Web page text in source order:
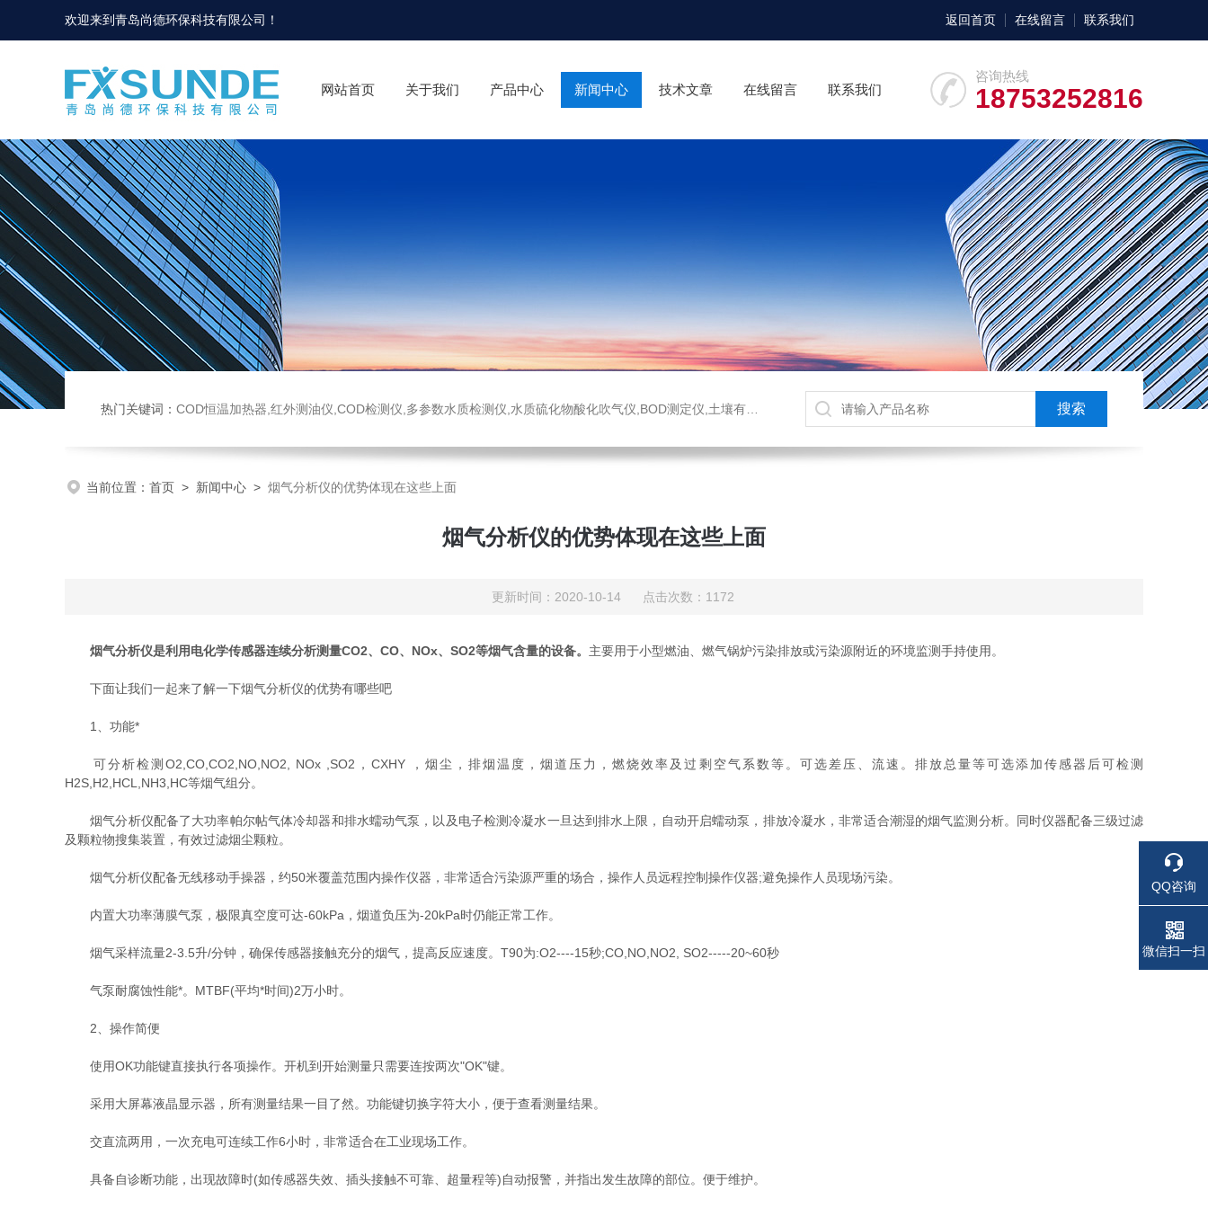
欢迎来到青岛尚德环保科技有限公司 ！ 返回首页 在线留言 联系我们
咨询热线
18753252816
网站首页 关于我们 产品中心 新闻中心 技术文章 在线留言 联系我们
热门关键词： COD恒温加热器,红外测油仪,COD检测仪,多参数水质检测仪,水质硫化物酸化吹气仪,BOD测定仪,土壤有机碳恒温加热器,液液萃取器,COD消解回流仪,水质采样器
当前位置： 首页 > 新闻中心 > 烟气分析仪的优势体现在这些上面
烟气分析仪的优势体现在这些上面
更新时间：2020-10-14 点击次数：1172
烟气分析仪是利用电化学传感器连续分析测量CO2、CO、NOx、SO2等烟气含量的设备。 主要用于小型燃油、燃气锅炉污染排放或污染源附近的环境监测手持使用。
下面让我们一起来了解一下烟气分析仪的优势有哪些吧
1、功能*
可分析检测O2,CO,CO2,NO,NO2, NOx ,SO2，CXHY ，烟尘，排烟温度，烟道压力，燃烧效率及过剩空气系数等。可选差压、流速。排放总量等可选添加传感器后可检测
H2S,H2,HCL,NH3,HC等烟气组分。
烟气分析仪配备了大功率帕尔帖气体冷却器和排水蠕动气泵，以及电子检测冷凝水一旦达到排水上限，自动开启蠕动泵，排放冷凝水，非常适合潮湿的烟气监测分析。同时仪器配备三级过滤
及颗粒物搜集装置，有效过滤烟尘颗粒。
烟气分析仪配备无线移动手操器，约50米覆盖范围内操作仪器，非常适合污染源严重的场合，操作人员远程控制操作仪器;避免操作人员现场污染。
内置大功率薄膜气泵，极限真空度可达-60kPa，烟道负压为-20kPa时仍能正常工作。
烟气采样流量2-3.5升/分钟，确保传感器接触充分的烟气，提高反应速度。T90为:O2----15秒;CO,NO,NO2, SO2-----20~60秒
气泵耐腐蚀性能*。MTBF(平均*时间)2万小时。
2、操作简便
使用OK功能键直接执行各项操作。开机到开始测量只需要连按两次"OK"键。
采用大屏幕液晶显示器，所有测量结果一目了然。功能键切换字符大小，便于查看测量结果。
交直流两用，一次充电可连续工作6小时，非常适合在工业现场工作。
具备自诊断功能，出现故障时(如传感器失效、插头接触不可靠、超量程等)自动报警，并指出发生故障的部位。便于维护。
QQ咨询
电话
电话
微信扫一扫